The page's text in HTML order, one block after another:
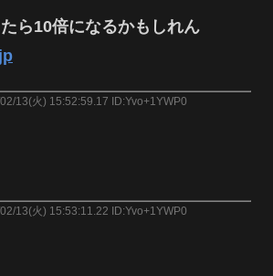
ら10倍になるかもしれん
13(火) 15:52:59.17 ID:Yvo+1YWP0
13(火) 15:53:11.22 ID:Yvo+1YWP0